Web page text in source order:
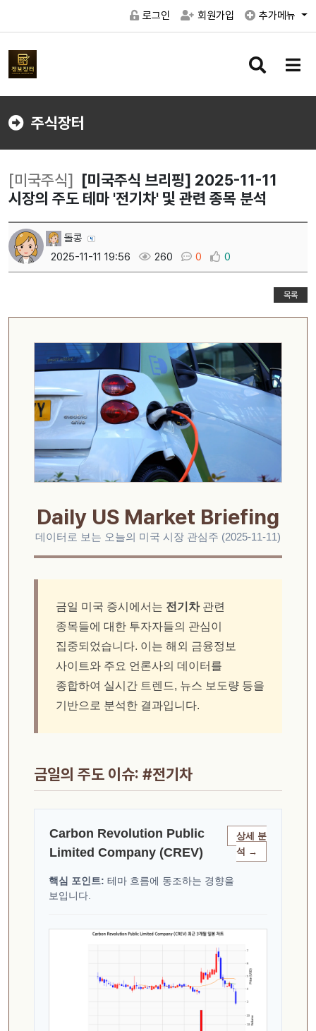
로그인 회원가입 추가메뉴
검
버
메
버
주식장터
[미국주식] [미국주식 브리핑] 2025-11-11
시장의 주도 테마 '전기차' 및 관련 종목 분석
돌콩
2025-11-11 19:56
260 0 0
목록
Daily US Market Briefing
데이터로 보는 오늘의 미국 시장 관심주 (2025-11-11)
금일 미국 증시에서는 전기차관련
종목들에 대한 투자자들의 관심이
집중되었습니다. 이는 해외 금융정보
사이트와 주요 언론사의 데이터를
종합하여 실시간 트렌드, 뉴스 보도량 등을
기반으로 분석한 결과입니다.
금일의 주도 이슈: #전기차
Carbon Revolution Public
Limited Company (CREV)
상세 분
석 →
핵심 포인트: 테마 흐름에 동조하는 경향을
보입니다.